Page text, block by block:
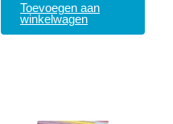
Toevoegen aan
winkelwagen